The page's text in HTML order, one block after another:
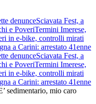
denunceSciavata Fest, a
e PoveriTermini Imerese,
in e-bike, controlli mirati
a Carini: arrestato 41enne
denunceSciavata Fest, a
e PoveriTermini Imerese,
in e-bike, controlli mirati
a Carini: arrestato 41enne
sedimentario, mio caro